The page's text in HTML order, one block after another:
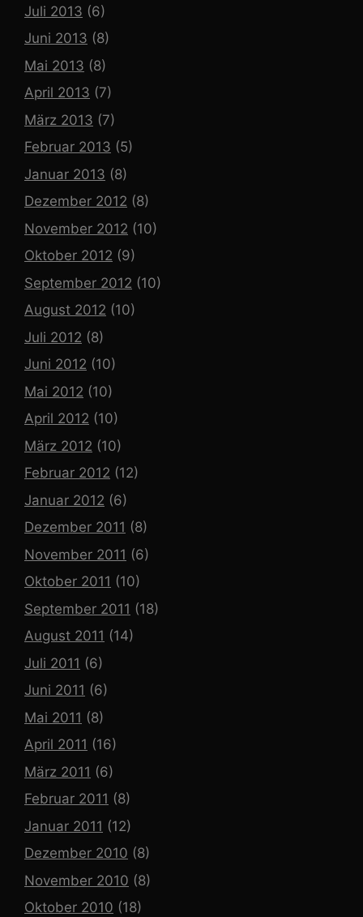
Juli 2013 (6)
Juni 2013 (8)
Mai 2013 (8)
April 2013 (7)
März 2013 (7)
Februar 2013 (5)
Januar 2013 (8)
Dezember 2012 (8)
November 2012 (10)
Oktober 2012 (9)
September 2012 (10)
August 2012 (10)
Juli 2012 (8)
Juni 2012 (10)
Mai 2012 (10)
April 2012 (10)
März 2012 (10)
Februar 2012 (12)
Januar 2012 (6)
Dezember 2011 (8)
November 2011 (6)
Oktober 2011 (10)
September 2011 (18)
August 2011 (14)
Juli 2011 (6)
Juni 2011 (6)
Mai 2011 (8)
April 2011 (16)
März 2011 (6)
Februar 2011 (8)
Januar 2011 (12)
Dezember 2010 (8)
November 2010 (8)
Oktober 2010 (18)